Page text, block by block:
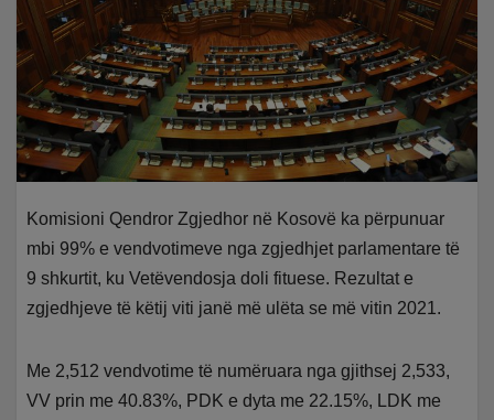
Komisioni Qendror Zgjedhor në Kosovë ka përpunuar
mbi 99% e vendvotimeve nga zgjedhjet parlamentare të
9 shkurtit, ku Vetëvendosja doli fituese. Rezultat e
zgjedhjeve të këtij viti janë më ulëta se më vitin 2021.
Me 2,512 vendvotime të numëruara nga gjithsej 2,533,
VV prin me 40.83%, PDK e dyta me 22.15%, LDK me